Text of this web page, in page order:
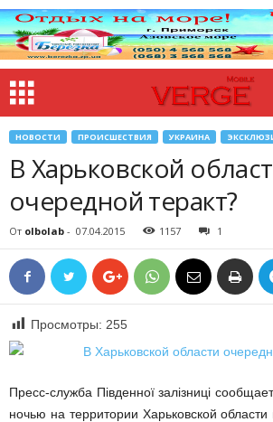
НОВОСТИ ПРОИСШЕСТВИЯ УКРАИНА
В Харьковской
очередной теракт?
От olbolab - 07.04.2015 1157 1
Просмотры: 255
Пресс-служба Південної залізниці
ночью на территории Харьковской